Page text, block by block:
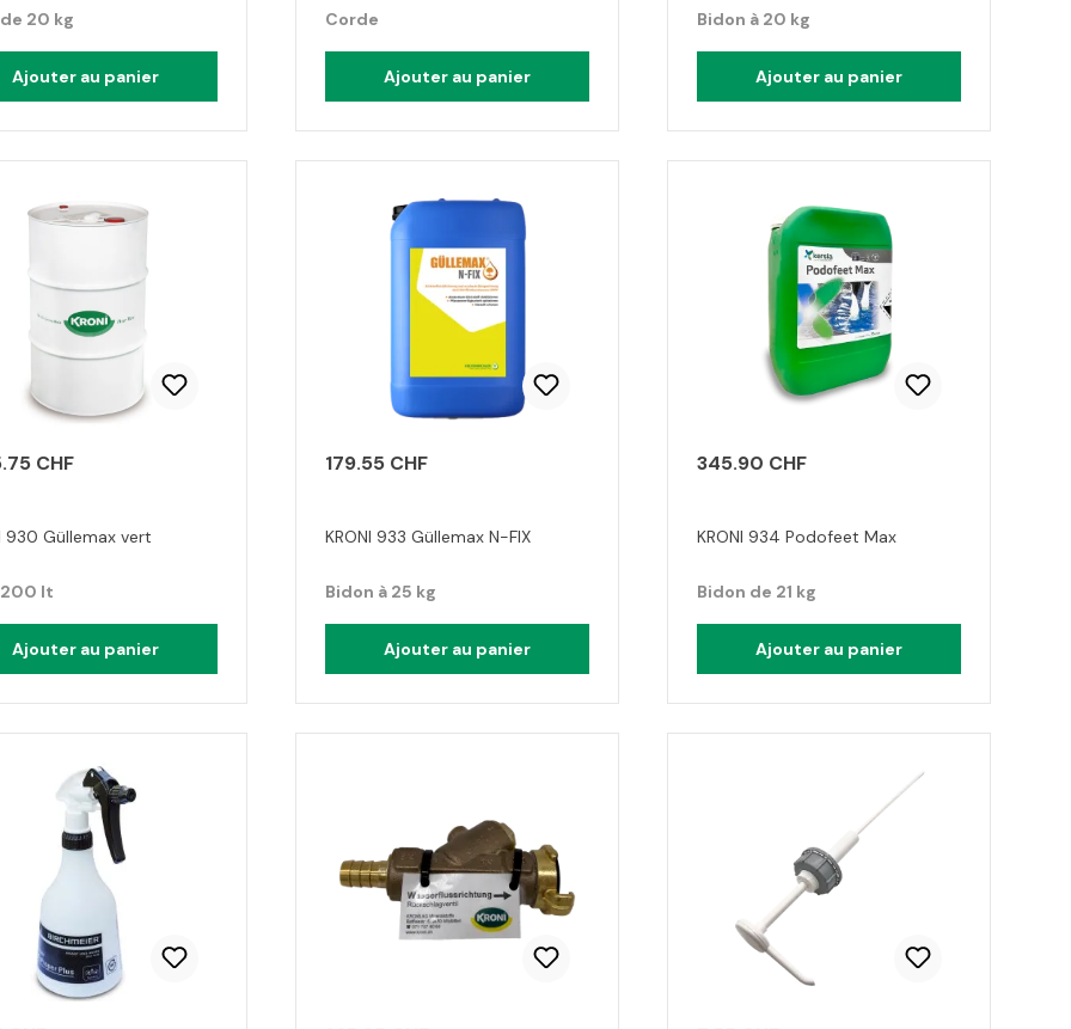
20 kg
Ajouter au panier
Corde
Ajouter au panier
Bidon à 20 kg
Ajouter au panier
CHF
930 Güllemax vert
200 lt
Ajouter au panier
179.55 CHF
KRONI 933 Güllemax N-FIX
Bidon à 25 kg
Ajouter au panier
345.90 CHF
KRONI 934 Podofeet Max
Bidon de 21 kg
Ajouter au panier